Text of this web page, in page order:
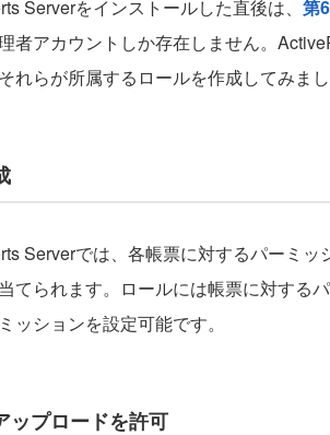
Serverをインストールした直後は、 第
者アカウントしか存在しません。
れらが所属するロールを作成してみまし
Serverでは、各帳票に対するパーミッ
てられます。ロールには帳票に対する
ッションを設定可能です。
ップロードを許可